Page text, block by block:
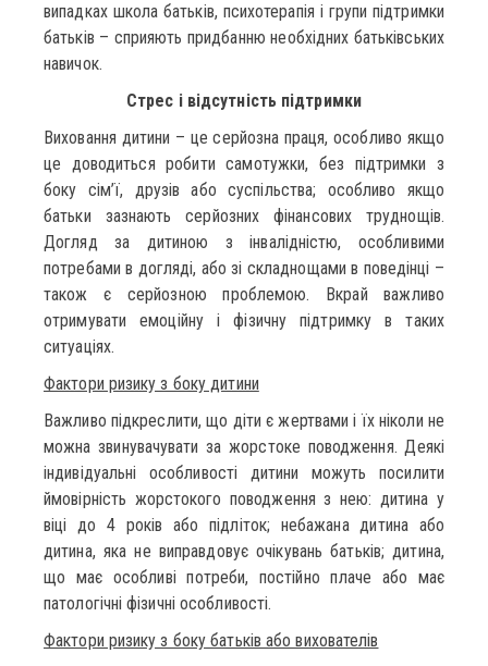
випадках школа батьків, психотерапія і групи підтримки
батьків – сприяють придбанню необхідних батьківських
навичок.
Стрес і відсутність підтримки
Виховання дитини – це серйозна праця, особливо якщо
це доводиться робити самотужки, без підтримки з
боку сім’ї, друзів або суспільства; особливо якщо
батьки зазнають серйозних фінансових труднощів.
Догляд за дитиною з інвалідністю, особливими
потребами в догляді, або зі складнощами в поведінці –
також є серйозною проблемою. Вкрай важливо
отримувати емоційну і фізичну підтримку в таких
ситуаціях.
Фактори ризику з боку дитини
Важливо підкреслити, що діти є жертвами і їх ніколи не
можна звинувачувати за жорстоке поводження. Деякі
індивідуальні особливості дитини можуть посилити
ймовірність жорстокого поводження з нею: дитина у
віці до 4 років або підліток; небажана дитина або
дитина, яка не виправдовує очікувань батьків; дитина,
що має особливі потреби, постійно плаче або має
патологічні фізичні особливості.
Фактори ризику з боку батьків або вихователів